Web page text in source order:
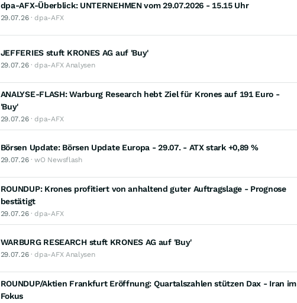
dpa-AFX-Überblick: UNTERNEHMEN vom 29.07.2026 - 15.15 Uhr
29.07.26· dpa-AFX
JEFFERIES stuft KRONES AG auf 'Buy'
29.07.26· dpa-AFX Analysen
ANALYSE-FLASH: Warburg Research hebt Ziel für Krones auf 191 Euro -
'Buy'
29.07.26· dpa-AFX
Börsen Update: Börsen Update Europa - 29.07. - ATX stark +0,89 %
29.07.26· wO Newsflash
ROUNDUP: Krones profitiert von anhaltend guter Auftragslage - Prognose
bestätigt
29.07.26· dpa-AFX
WARBURG RESEARCH stuft KRONES AG auf 'Buy'
29.07.26· dpa-AFX Analysen
ROUNDUP/Aktien Frankfurt Eröffnung: Quartalszahlen stützen Dax - Iran im
Fokus